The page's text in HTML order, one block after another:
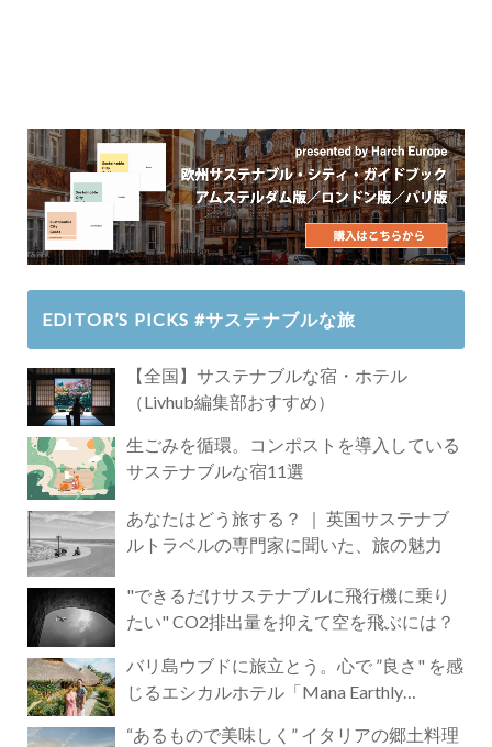
EDITOR’S PICKS #サステナブルな旅
【全国】サステナブルな宿・ホテル
（Livhub編集部おすすめ）
生ごみを循環。コンポストを導入している
サステナブルな宿11選
あなたはどう旅する？ ｜ 英国サステナブ
ルトラベルの専門家に聞いた、旅の魅力
"できるだけサステナブルに飛行機に乗り
たい" CO2排出量を抑えて空を飛ぶには？
バリ島ウブドに旅立とう。心で ”良さ" を感
じるエシカルホテル「Mana Earthly
“あるもので美味しく” イタリアの郷土料理